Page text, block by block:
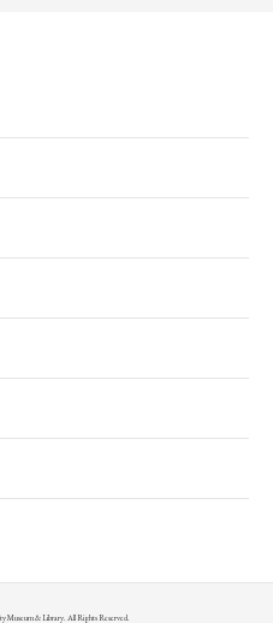
Museum & Library. All Rights Reserved.